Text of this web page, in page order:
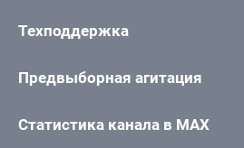
Техподдержка
Предвыборная агитация
Статистика канала в MAX